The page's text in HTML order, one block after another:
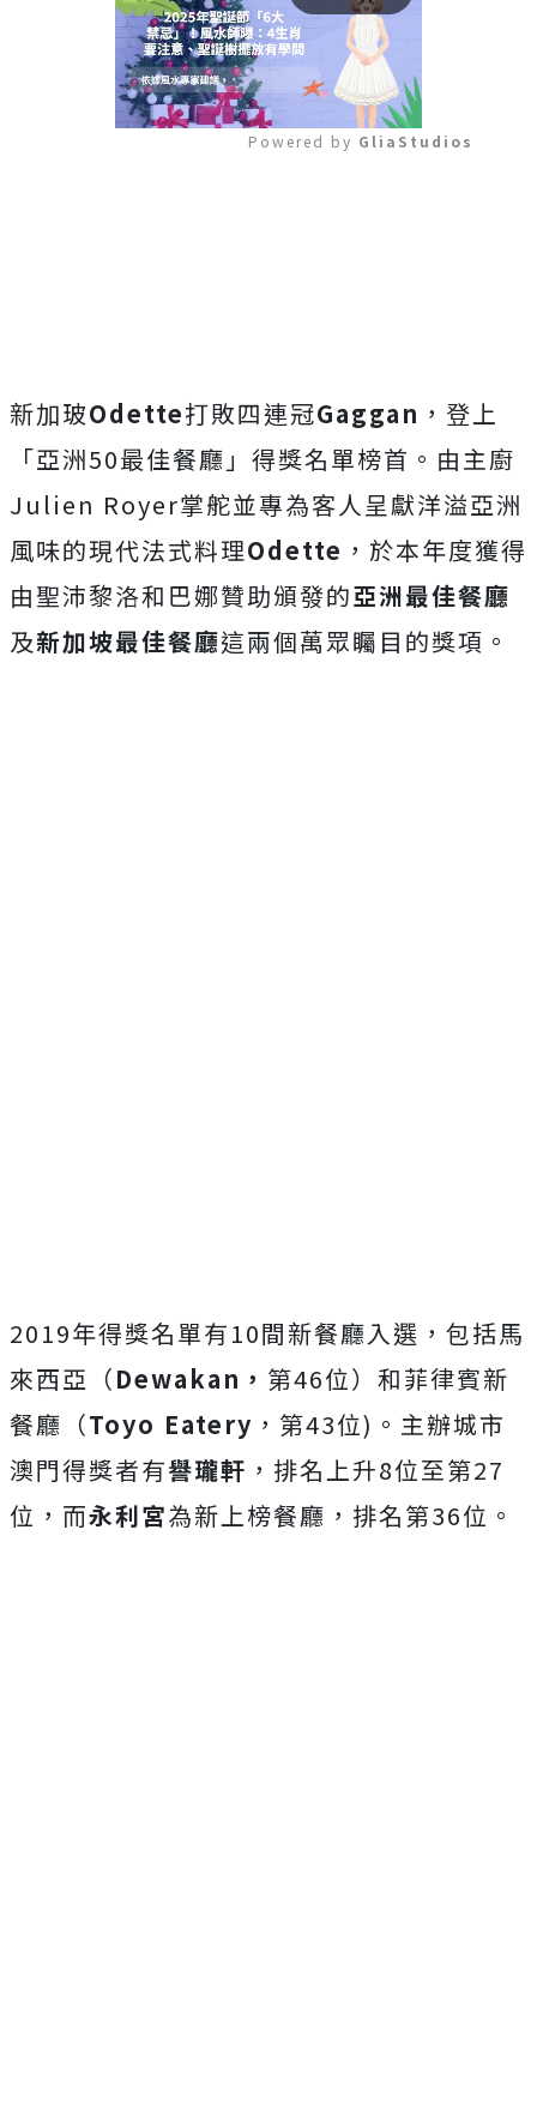
Powered by GliaStudios
新加玻Odette打敗四連冠Gaggan ，登上
「亞洲50最佳餐廳」得獎名單榜首。由主廚
Julien Royer掌舵並專為客人呈獻洋溢亞洲
風味的現代法式料理Odette ，於本年度獲得
由聖沛黎洛和巴娜贊助頒發的亞洲最佳餐廳
及新加坡最佳餐廳這兩個萬眾矚目的獎項。
2019年得獎名單有10間新餐廳入選，包括馬
來西亞（Dewakan ， 第46位）和菲律賓新
餐廳（Toyo Eatery ，第43位)。主辦城市
澳門得獎者有譽瓏軒 ，排名上升8位至第27
位，而永利宮為新上榜餐廳，排名第36位。